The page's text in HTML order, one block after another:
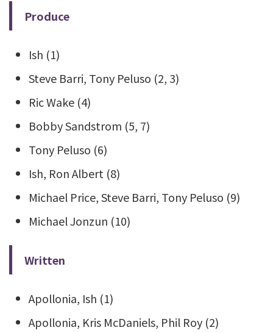
Produce
Ish (1)
Steve Barri, Tony Peluso (2, 3)
Ric Wake (4)
Bobby Sandstrom (5, 7)
Tony Peluso (6)
Ish, Ron Albert (8)
Michael Price, Steve Barri, Tony Peluso (9)
Michael Jonzun (10)
Written
Apollonia, Ish (1)
Apollonia, Kris McDaniels, Phil Roy (2)